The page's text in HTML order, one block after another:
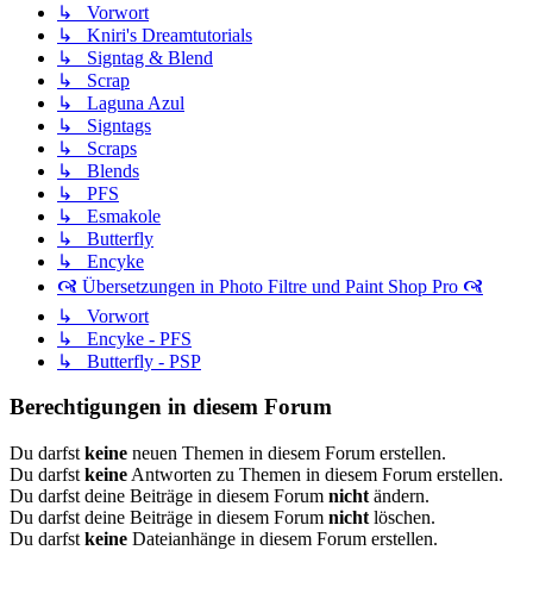
↳ Vorwort
↳ Kniri's Dreamtutorials
↳ Signtag & Blend
↳ Scrap
↳ Laguna Azul
↳ Signtags
↳ Scraps
↳ Blends
↳ PFS
↳ Esmakole
↳ Butterfly
↳ Encyke
🙧 Übersetzungen in Photo Filtre und Paint Shop Pro 🙧
↳ Vorwort
↳ Encyke - PFS
↳ Butterfly - PSP
Berechtigungen in diesem Forum
Du darfst keine neuen Themen in diesem Forum erstellen.
Du darfst keine Antworten zu Themen in diesem Forum erstellen.
Du darfst deine Beiträge in diesem Forum nicht ändern.
Du darfst deine Beiträge in diesem Forum nicht löschen.
Du darfst keine Dateianhänge in diesem Forum erstellen.